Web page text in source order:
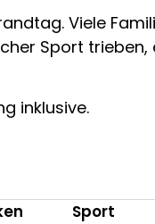
Viele
Sport
inklusive.
Sport